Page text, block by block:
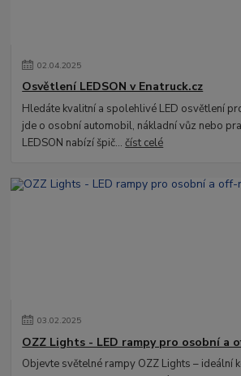
02.04.2025
Osvětlení LEDSON v Enatruck.cz
Hledáte kvalitní a spolehlivé LED osvětlení
jde o osobní automobil, nákladní vůz nebo
LEDSON nabízí špič...číst celé
03.02.2025
OZZ Lights - LED rampy pro osobní a
Objevte světelné rampy OZZ Lights – ideální